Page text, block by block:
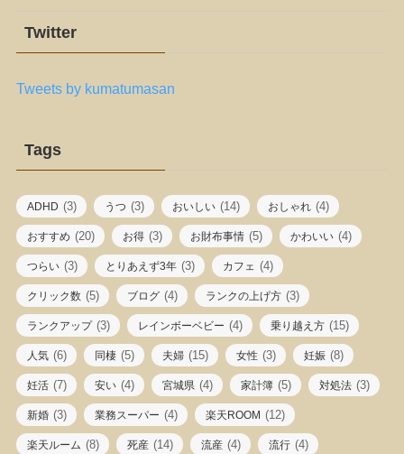
Twitter
Tweets by kumatumasan
Tags
ADHD (3) うつ (3) おいしい (14) おしゃれ (4)
おすすめ (20) お得 (3) お財布事情 (5) かわいい (4)
つらい (3) とりあえず3年 (3) カフェ (4)
クリック数 (5) ブログ (4) ランクの上げ方 (3)
ランクアップ(3) レインボーベビー (4) 乗り越え方 (15)
人気 (6) 同棲 (5) 夫婦 (15) 女性 (3) 妊娠 (8)
妊活 (7) 安い (4) 宮城県 (4) 家計簿 (5) 対処法 (3)
新婚 (3) 業務スーパー (4) 楽天ROOM (12)
楽天ルーム (8) 死産 (14) 流産 (4) 流行 (4)